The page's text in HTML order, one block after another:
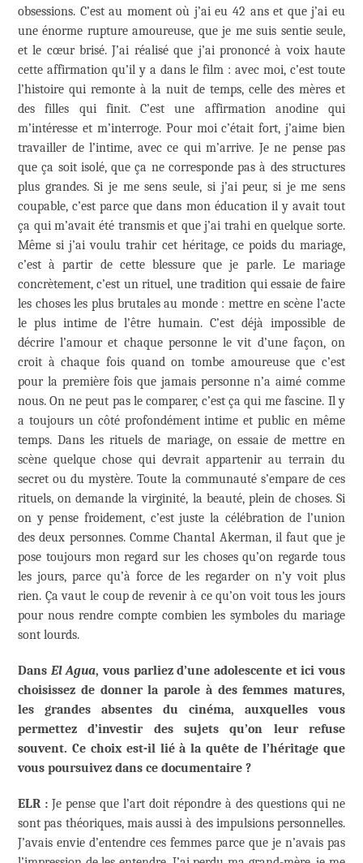
obsessions. C’est au moment où j’ai eu 42 ans et que j’ai eu
une énorme rupture amoureuse, que je me suis sentie seule,
et le cœur brisé. J’ai réalisé que j’ai prononcé à voix haute
cette affirmation qu’il y a dans le film : avec moi, c’est toute
l’histoire qui remonte à la nuit de temps, celle des mères et
des filles qui finit. C’est une affirmation anodine qui
m’intéresse et m’interroge. Pour moi c’était fort, j’aime bien
travailler de l’intime, avec ce qui m’arrive. Je ne pense pas
que ça soit isolé, que ça ne corresponde pas à des structures
plus grandes. Si je me sens seule, si j’ai peur, si je me sens
coupable, c’est parce que dans mon éducation il y avait tout
ça qui m’avait été transmis et que j’ai trahi en quelque sorte.
Même si j’ai voulu trahir cet héritage, ce poids du mariage,
c’est à partir de cette blessure que je parle. Le mariage
concrètement, c’est un rituel, une tradition qui essaie de faire
les choses les plus brutales au monde : mettre en scène l’acte
le plus intime de l’être humain. C’est déjà impossible de
décrire l’amour et chaque personne le vit d’une façon, on
croit à chaque fois quand on tombe amoureuse que c’est
pour la première fois que jamais personne n’a aimé comme
nous. On ne peut pas le comparer, c’est ça qui me fascine. Il y
a toujours un côté profondément intime et public en même
temps. Dans les rituels de mariage, on essaie de mettre en
scène quelque chose qui devrait appartenir au terrain du
secret ou du mystère. Toute la communauté s’empare de ces
rituels, on demande la virginité, la beauté, plein de choses. Si
on y pense froidement, c’est juste la célébration de l’union
des deux personnes. Comme Chantal Akerman, il faut que je
pose toujours mon regard sur les choses qu’on regarde tous
les jours, parce qu’à force de les regarder on n’y voit plus
rien. Ça vaut le coup de revenir à ce qu’on voit tous les jours
pour nous rendre compte combien les symboles du mariage
sont lourds.
Dans El Agua, vous parliez d’une adolescente et ici vous
choisissez de donner la parole à des femmes matures,
les grandes absentes du cinéma, auxquelles vous
permettez d’investir des sujets qu’on leur refuse
souvent. Ce choix est-il lié à la quête de l’héritage que
vous poursuivez dans ce documentaire ?
ELR : Je pense que l’art doit répondre à des questions qui ne
sont pas théoriques, mais aussi à des impulsions personnelles.
J’avais envie d’entendre ces femmes parce que je n’avais pas